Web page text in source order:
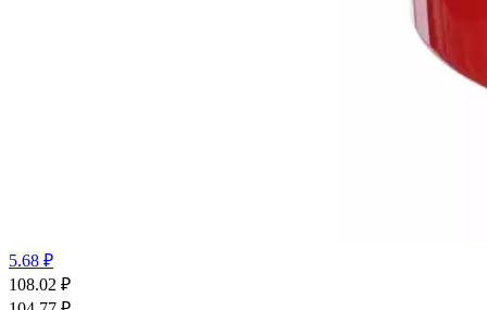
5.68 ₽
108.02 ₽